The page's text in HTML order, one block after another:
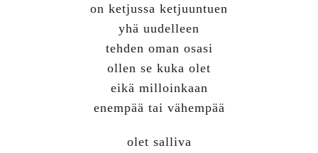
on ketjussa ketjuuntuen
yhä uudelleen
tehden oman osasi
ollen se kuka olet
eikä milloinkaan
enempää tai vähempää
olet salliva